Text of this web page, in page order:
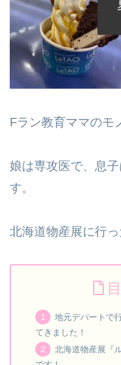
Fラン教育ママのモ
娘は専攻医で、息
す。
北海道物産展に行っ
地元デパートで
てきました！
北海道物産展『